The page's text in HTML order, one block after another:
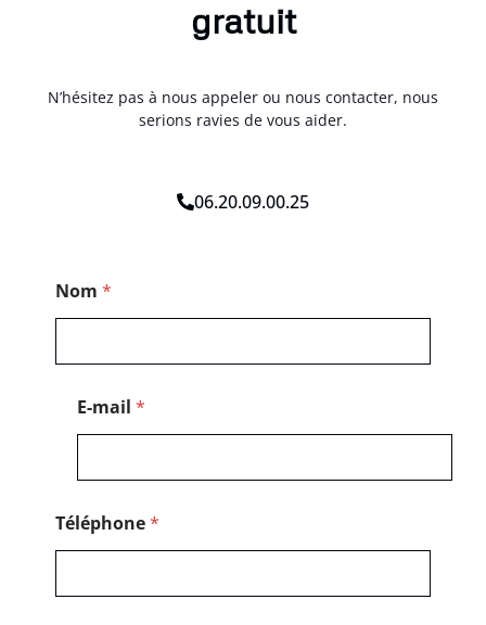
gratuit
N’hésitez pas à nous appeler ou nous contacter, nous
serions ravies de vous aider.
06.20.09.00.25
Nom *
E-mail *
Téléphone*